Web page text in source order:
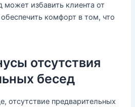
может избавить клиента от
комфорт в том, что
отсутствия
бесед
отсутствие предварительных